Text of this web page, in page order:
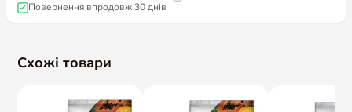
Повернення впродовж 30 днів
Схожі товари